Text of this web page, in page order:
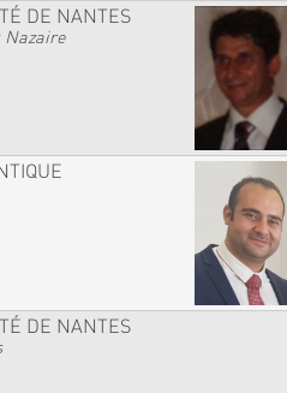
DE NANTES
Nazaire
DE NANTES